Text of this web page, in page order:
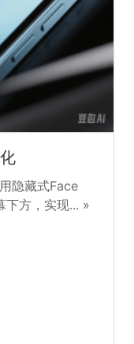
隐藏式Face
下方，实现... »